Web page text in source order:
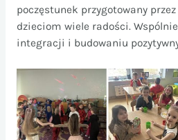
poczęstunek przygotowany
dzieciom wiele radości.
integracji i budowaniu